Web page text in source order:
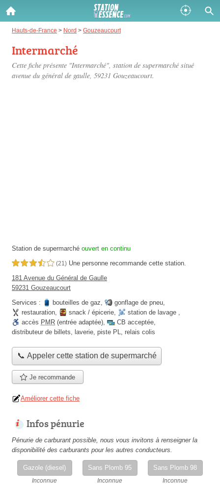
Hauts-de-France > Nord > Gouzeaucourt
Intermarché
Cette fiche présente "Intermarché", station de supermarché situé
avenue du général de gaulle, 59231 Gouzeaucourt.
Station de supermarché ouvert en continu
3,5 étoiles sur 5 (21) Une personne recommande cette station.
181 Avenue du Général de Gaulle
59231 Gouzeaucourt
Services :
bouteilles de gaz, gonflage de pneu,
restauration, snack / épicerie, station de lavage ,
accès PMR (entrée adaptée), CB acceptée,
distributeur de billets, laverie, piste PL, relais colis
📞 Appeler cette station de supermarché
Je recommande
Améliorer cette fiche
Infos pénurie
Pénurie de carburant possible, nous vous invitons à renseigner la
disponibilité des carburants pour les autres conducteurs.
Gazole (diesel)
Inconnue
Sans Plomb 95
Inconnue
Sans Plomb 98
Inconnue
Gazole :
Disponible
SP 98 :